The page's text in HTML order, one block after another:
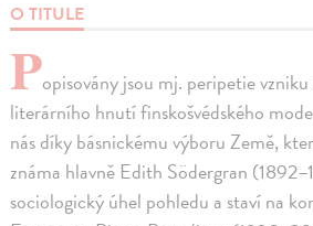
O TITULE
Popisovány jsou mj. peripetie
literárního hnutí finskošvédského
nás díky básnickému výboru Země,
známa hlavně Edith Södergran
sociologický úhel pohledu a staví na